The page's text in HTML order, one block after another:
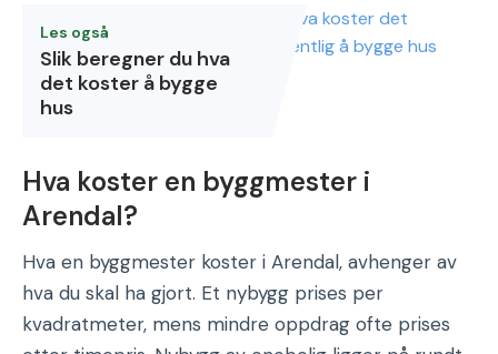
Les også
Slik beregner du hva
det koster å bygge
hus
Hva koster en byggmester i
Arendal?
Hva en byggmester koster i Arendal, avhenger av
hva du skal ha gjort. Et nybygg prises per
kvadratmeter, mens mindre oppdrag ofte prises